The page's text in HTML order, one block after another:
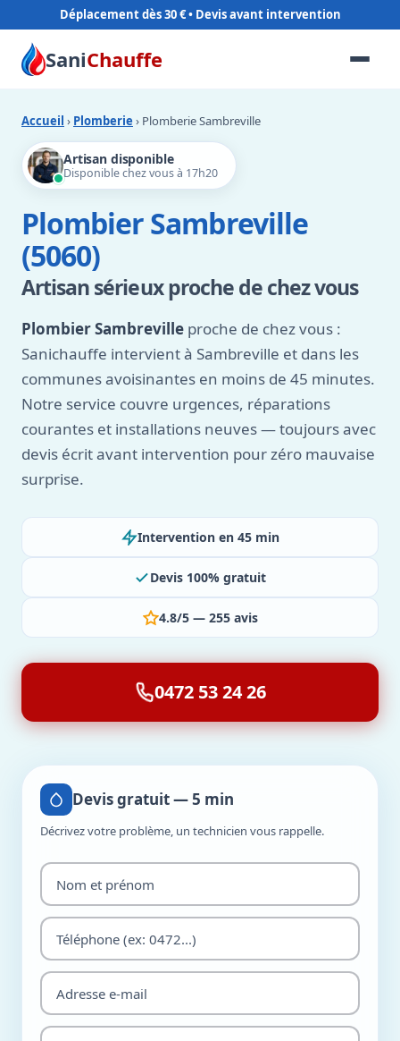
Déplacement dès 30 €
SaniChauffe
Accueil › Plomberie › Plomberie Sambreville
Artisan disponible
Disponible chez vous à 17h20
Plombier Sambreville
(5060)
Artisan sérieux proche de chez vous
Plombier Sambreville proche de chez vous :
Sanichauffe intervient à Sambreville et dans les
communes avoisinantes en moins de 45 minutes.
Notre service couvre urgences, réparations
courantes et installations neuves — toujours avec
devis écrit avant intervention pour zéro mauvaise
surprise.
Intervention en 45 min
Devis 100% gratuit
4.8/5 — 255 avis
0472 53 24 26
Devis gratuit — 5 min
Décrivez votre problème, un technicien vous rappelle.